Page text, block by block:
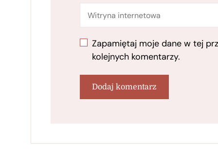
Zapamiętaj moje dane w tej
kolejnych komentarzy.